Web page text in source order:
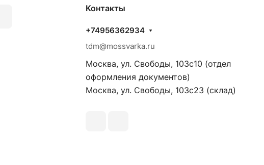
Контакты
+74956362934
tdm@mossvarka.ru
Москва, ул. Свободы, 103с10 (отдел
оформления документов)
Москва, ул. Свободы, 103с23 (склад)